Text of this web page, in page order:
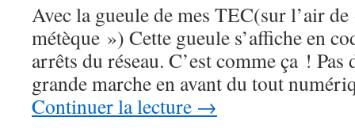
Avec la gueule de mes TEC(sur l’air
métèque ») Cette gueule s’affiche en
arrêts du réseau. C’est comme ça !
grande marche en avant du tout
Continuer la lecture →